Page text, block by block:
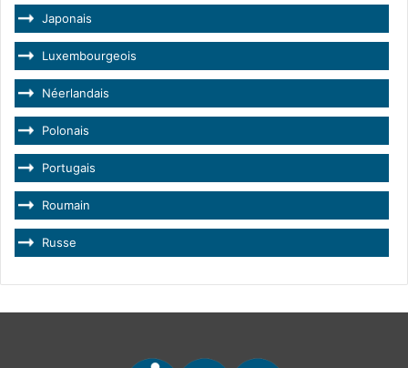
Japonais
Luxembourgeois
Néerlandais
Polonais
Portugais
Roumain
Russe